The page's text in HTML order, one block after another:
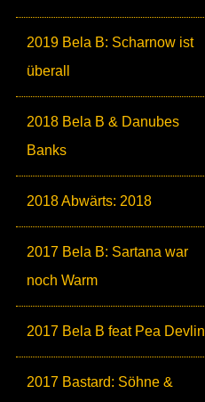
2019 Bela B: Scharnow ist
überall
2018 Bela B & Danubes
Banks
2018 Abwärts: 2018
2017 Bela B: Sartana war
noch Warm
2017 Bela B feat Pea Devlin
2017 Bastard: Söhne &